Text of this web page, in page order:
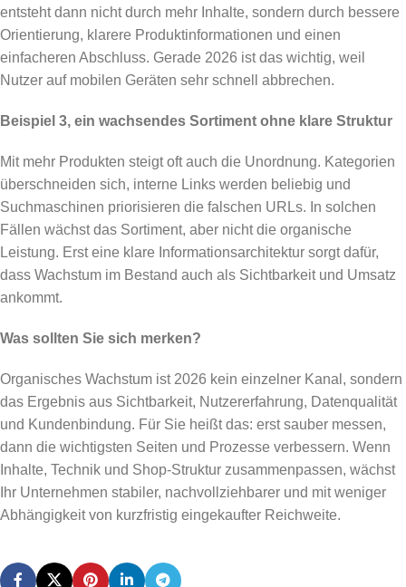
entsteht dann nicht durch mehr Inhalte, sondern durch bessere
Orientierung, klarere Produktinformationen und einen
einfacheren Abschluss. Gerade 2026 ist das wichtig, weil
Nutzer auf mobilen Geräten sehr schnell abbrechen.
Beispiel 3, ein wachsendes Sortiment ohne klare Struktur
Mit mehr Produkten steigt oft auch die Unordnung. Kategorien
überschneiden sich, interne Links werden beliebig und
Suchmaschinen priorisieren die falschen URLs. In solchen
Fällen wächst das Sortiment, aber nicht die organische
Leistung. Erst eine klare Informationsarchitektur sorgt dafür,
dass Wachstum im Bestand auch als Sichtbarkeit und Umsatz
ankommt.
Was sollten Sie sich merken?
Organisches Wachstum ist 2026 kein einzelner Kanal, sondern
das Ergebnis aus Sichtbarkeit, Nutzererfahrung, Datenqualität
und Kundenbindung. Für Sie heißt das: erst sauber messen,
dann die wichtigsten Seiten und Prozesse verbessern. Wenn
Inhalte, Technik und Shop-Struktur zusammenpassen, wächst
Ihr Unternehmen stabiler, nachvollziehbarer und mit weniger
Abhängigkeit von kurzfristig eingekaufter Reichweite.